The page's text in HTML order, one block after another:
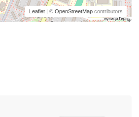
Leaflet | © OpenStreetMap contributors